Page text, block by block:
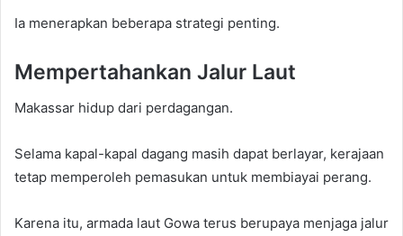
Ia menerapkan beberapa strategi penting.
Mempertahankan Jalur Laut
Makassar hidup dari perdagangan.
Selama kapal-kapal dagang masih dapat berlayar, kerajaan
tetap memperoleh pemasukan untuk membiayai perang.
Karena itu, armada laut Gowa terus berupaya menjaga jalur